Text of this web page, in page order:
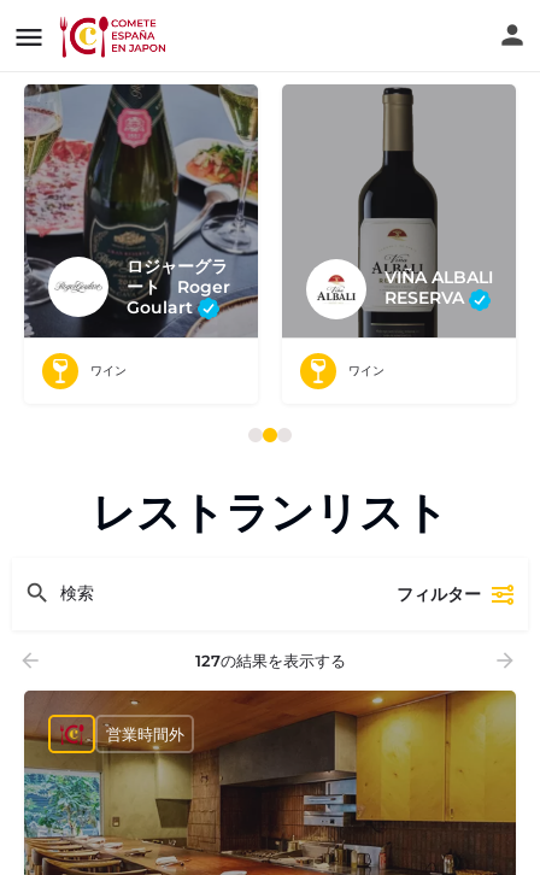
VIÑA ALBALI
RESERVA
ワイン
9 OLIVERES
オリーブオイル
レストランリスト
フィルター
127の結果を表示する
営業時間外